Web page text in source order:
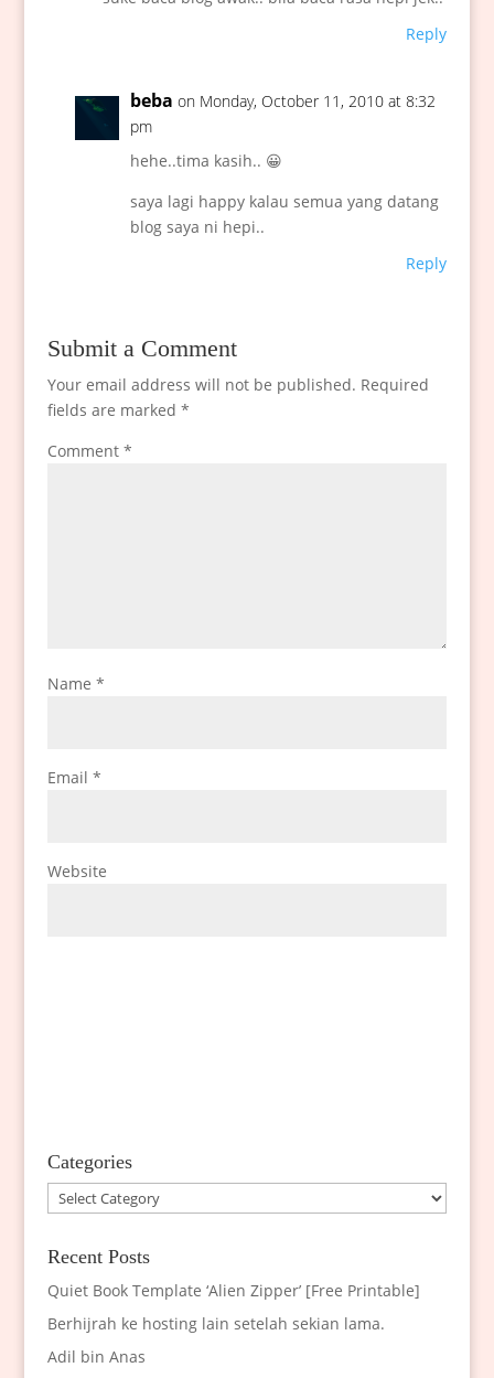
Reply
beba on Monday, October 11, 2010 at 8:32
pm
hehe..tima kasih.. 😀
saya lagi happy kalau semua yang datang
blog saya ni hepi..
Reply
Submit a Comment
Your email address will not be published. Required
fields are marked *
Comment *
Name *
Email *
Website
Categories
Categories
Recent Posts
Quiet Book Template ‘Alien Zipper’ [Free Printable]
Berhijrah ke hosting lain setelah sekian lama.
Adil bin Anas